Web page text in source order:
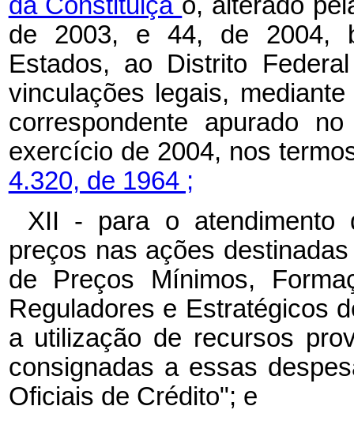
da Constituiçã o, alterado
de 2003, e 44, de 2004,
Estados, ao Distrito
vinculações legais,
correspondente apurado
exercício de 2004, nos
4.320, de 1964 ;
XII - para o atendimento
preços nas ações
de Preços Mínimos,
Reguladores e Estratégicos
a utilização de recursos
consignadas a essas
Oficiais de Crédito"; e